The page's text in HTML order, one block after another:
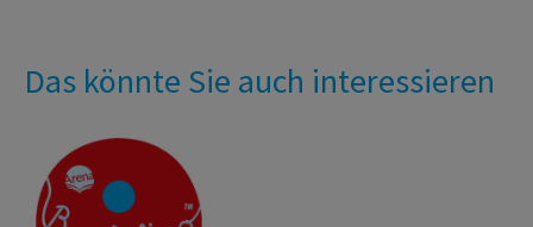
Das könnte Sie auch interessieren